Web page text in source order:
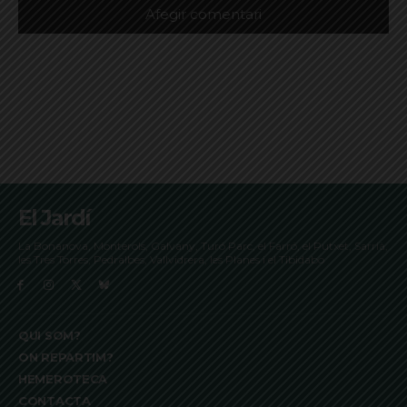
El Jardí
La Bonanova, Monterols, Galvany, Turó Parc, el Farró, el Putxet, Sarrià,
les Tres Torres, Pedralbes, Vallvidrera, les Planes i el Tibidabo
QUI SOM?
ON REPARTIM?
HEMEROTECA
CONTACTA